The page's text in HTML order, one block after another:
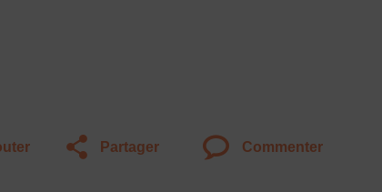
Partager Commenter